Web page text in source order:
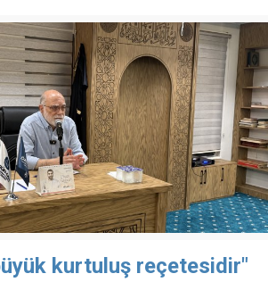
kurtuluş reçetesidir"